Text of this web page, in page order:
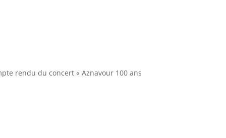
rendu du concert « Aznavour 100 ans